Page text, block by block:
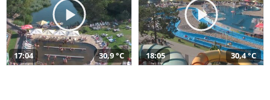
17:04 30,9 °C 18:05 30,4 °C